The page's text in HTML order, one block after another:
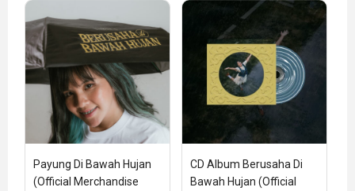
Payung Di Bawah Hujan
(Official Merchandise
CD Album Berusaha Di
Bawah Hujan (Official